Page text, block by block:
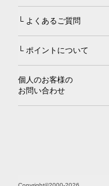
└ よくあるご質問
└ ポイントについて
個人のお客様の
お問い合わせ